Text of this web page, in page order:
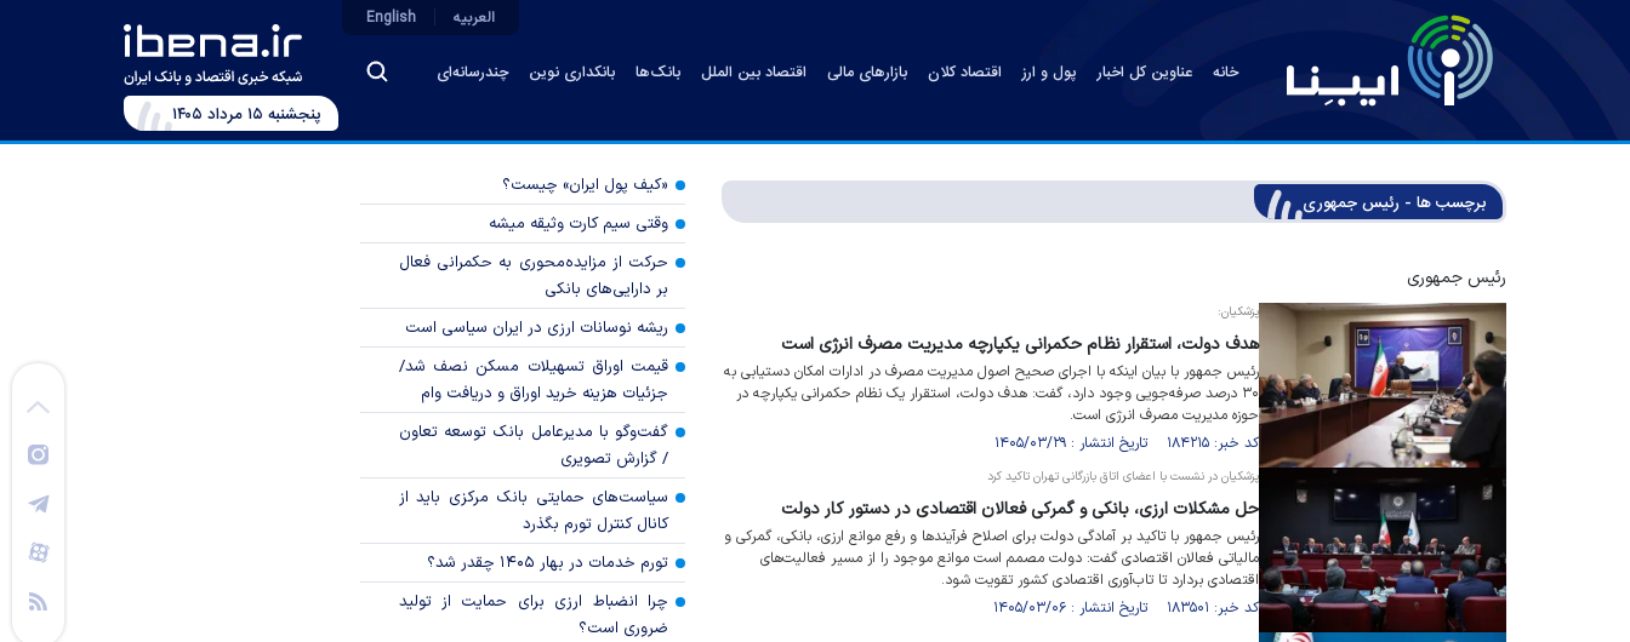
خانه عناوین کل اخبار پول و ارز اقتصاد کلان بازارهای مالی اقتصاد بین الملل بانک‌ها بانکداری نوین چندرسانه‌ای
العربیه English
پنجشنبه ۱۵ مرداد ۱۴۰۵
برچسب ها - رئیس جمهوری
رئیس جمهوری
پزشکیان:
هدف دولت، استقرار نظام حکمرانی یکپارچه مدیریت مصرف انرژی است
رئیس جمهور با بیان اینکه با اجرای صحیح اصول مدیریت مصرف در ادارات امکان دستیابی به
۳۰ درصد صرفه‌جویی وجود دارد، گفت: هدف دولت، استقرار یک نظام حکمرانی یکپارچه در
حوزه مدیریت مصرف انرژی است.
کد خبر: ۱۸۴۲۱۵ تاریخ انتشار : ۱۴۰۵/۰۳/۲۹
پزشکیان در نشست با اعضای اتاق بازرگانی تهران تاکید کرد
حل مشکلات ارزی، بانکی و گمرکی فعالان اقتصادی در دستور کار دولت
رئیس جمهور با تاکید بر آمادگی دولت برای اصلاح فرآیند‌ها و رفع موانع ارزی، بانکی، گمرکی و
مالیاتی فعالان اقتصادی گفت: دولت مصمم است موانع موجود را از مسیر فعالیت‌های
اقتصادی بردارد تا تاب‌آوری اقتصادی کشور تقویت شود.
کد خبر: ۱۸۳۵۰۱ تاریخ انتشار : ۱۴۰۵/۰۳/۰۶
«کیف پول ایران» چیست؟
وقتی سیم کارت وثیقه میشه
حرکت از مزایده‌محوری به حکمرانی فعال
بر دارایی‌های بانکی
ریشه نوسانات ارزی در ایران سیاسی است
قیمت اوراق تسهیلات مسکن نصف شد/
جزئیات هزینه خرید اوراق و دریافت وام
گفت‌وگو با مدیرعامل بانک توسعه تعاون
/ گزارش تصویری
سیاست‌های حمایتی بانک مرکزی باید از
کانال کنترل تورم بگذرد
تورم خدمات در بهار ۱۴۰۵ چقدر شد؟
چرا انضباط ارزی برای حمایت از تولید
ضروری است؟